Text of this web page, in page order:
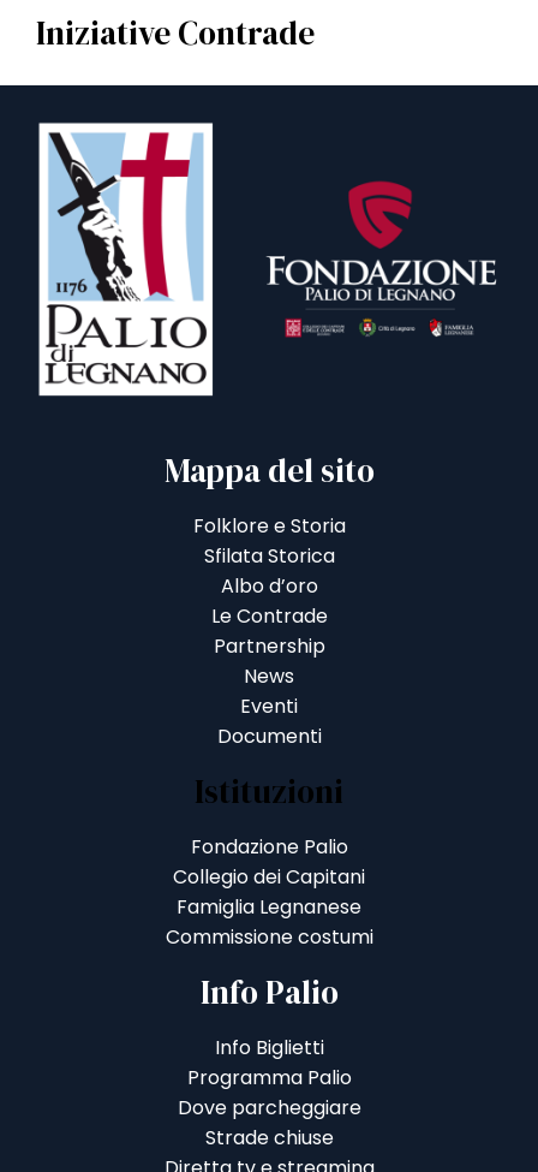
Iniziative Contrade
Mappa del sito
Folklore e Storia
Sfilata Storica
Albo d’oro
Le Contrade
Partnership
News
Eventi
Documenti
Istituzioni
Fondazione Palio
Collegio dei Capitani
Famiglia Legnanese
Commissione costumi
Info Palio
Info Biglietti
Programma Palio
Dove parcheggiare
Strade chiuse